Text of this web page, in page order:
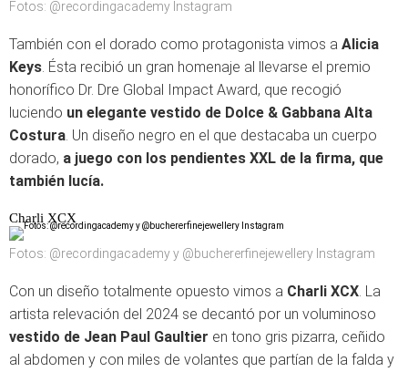
Fotos: @recordingacademy Instagram
También con el dorado como protagonista vimos a Alicia
Keys . Ésta recibió un gran homenaje al llevarse el premio
honorífico Dr. Dre Global Impact Award, que recogió
luciendo un elegante vestido de Dolce & Gabbana Alta
Costura . Un diseño negro en el que destacaba un cuerpo
dorado, a juego con los pendientes XXL de la firma, que
también lucía.
Charli XCX
Fotos: @recordingacademy y @buchererfinejewellery Instagram
Con un diseño totalmente opuesto vimos a Charli XCX . La
artista relevación del 2024 se decantó por un voluminoso
vestido de Jean Paul Gaultier en tono gris pizarra, ceñido
al abdomen y con miles de volantes que partían de la falda y